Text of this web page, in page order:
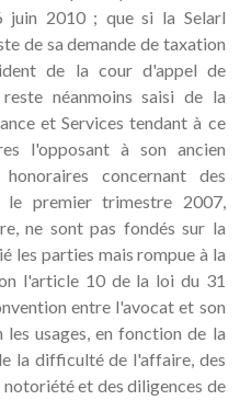
juin 2010 ; que si la Selarl
de sa demande de taxation
de la cour d'appel de
néanmoins saisi de la
et Services tendant à ce
l'opposant à son ancien
concernant des
le premier trimestre 2007,
ne sont pas fondés sur la
les parties mais rompue à la
l'article 10 de la loi du 31
entre l'avocat et son
usages, en fonction de la
la difficulté de l'affaire, des
et des diligences de